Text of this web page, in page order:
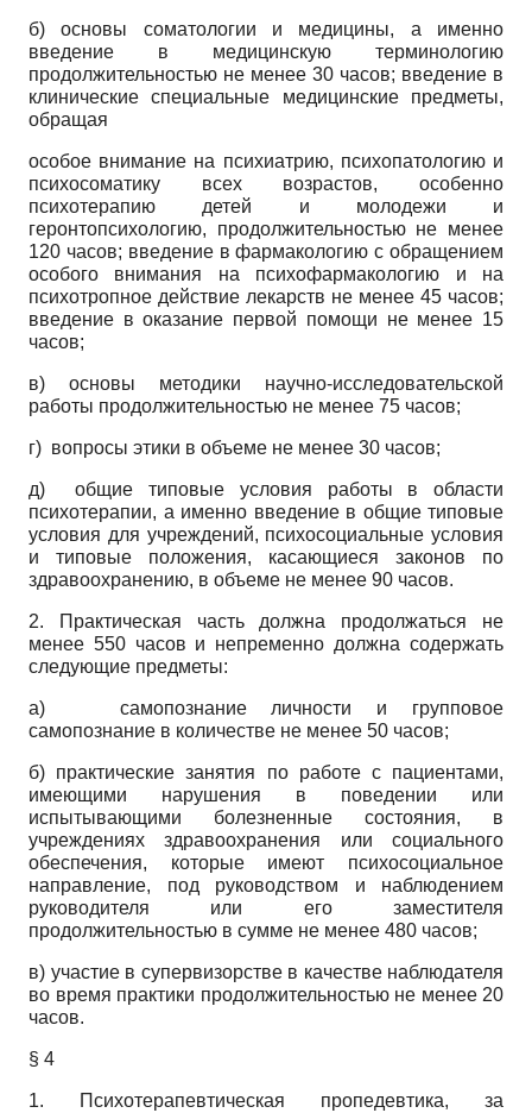
б) основы соматологии и медицины, а именно
введение в медицинскую терминологию
продолжительностью не менее 30 часов; введение в
клинические специальные медицинские предметы,
обращая
особое внимание на психиатрию, психопатологию и
психосоматику всех возрастов, особенно
психотерапию детей и молодежи и
геронтопсихологию, продолжительностью не менее
120 часов; введение в фармакологию с обращением
особого внимания на психофармакологию и на
психотропное действие лекарств не менее 45 часов;
введение в оказание первой помощи не менее 15
часов;
в) основы методики научно-исследовательской
работы продолжительностью не менее 75 часов;
г) вопросы этики в объеме не менее 30 часов;
д) общие типовые условия работы в области
психотерапии, а именно введение в общие типовые
условия для учреждений, психосоциальные условия
и типовые положения, касающиеся законов по
здравоохранению, в объеме не менее 90 часов.
2. Практическая часть должна продолжаться не
менее 550 часов и непременно должна содержать
следующие предметы:
а) самопознание личности и групповое
самопознание в количестве не менее 50 часов;
б) практические занятия по работе с пациентами,
имеющими нарушения в поведении или
испытывающими болезненные состояния, в
учреждениях здравоохранения или социального
обеспечения, которые имеют психосоциальное
направление, под руководством и наблюдением
руководителя или его заместителя
продолжительностью в сумме не менее 480 часов;
в) участие в супервизорстве в качестве наблюдателя
во время практики продолжительностью не менее 20
часов.
§ 4
1. Психотерапевтическая пропедевтика, за